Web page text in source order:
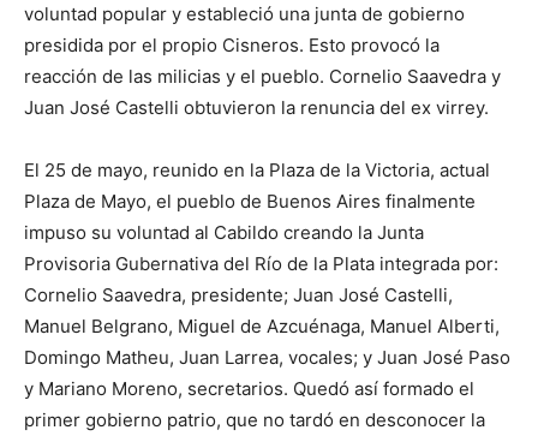
voluntad popular y estableció una junta de gobierno
presidida por el propio Cisneros. Esto provocó la
reacción de las milicias y el pueblo. Cornelio Saavedra y
Juan José Castelli obtuvieron la renuncia del ex virrey.
El 25 de mayo, reunido en la Plaza de la Victoria, actual
Plaza de Mayo, el pueblo de Buenos Aires finalmente
impuso su voluntad al Cabildo creando la Junta
Provisoria Gubernativa del Río de la Plata integrada por:
Cornelio Saavedra, presidente; Juan José Castelli,
Manuel Belgrano, Miguel de Azcuénaga, Manuel Alberti,
Domingo Matheu, Juan Larrea, vocales; y Juan José Paso
y Mariano Moreno, secretarios. Quedó así formado el
primer gobierno patrio, que no tardó en desconocer la